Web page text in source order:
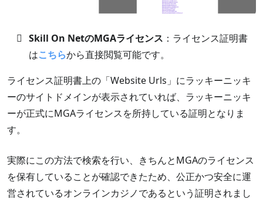
Skill On NetのMGAライセンス ：ライセンス証明書
はこちらから直接閲覧可能です。
ライセンス証明書上の「Website Urls」にラッキーニッキ
ーのサイトドメインが表示されていれば、ラッキーニッキ
ーが正式にMGAライセンスを所持している証明となりま
す。
実際にこの方法で検索を行い、きちんとMGAのライセンス
を保有していることが確認できたため、公正かつ安全に運
営されているオンラインカジノであるという証明されまし